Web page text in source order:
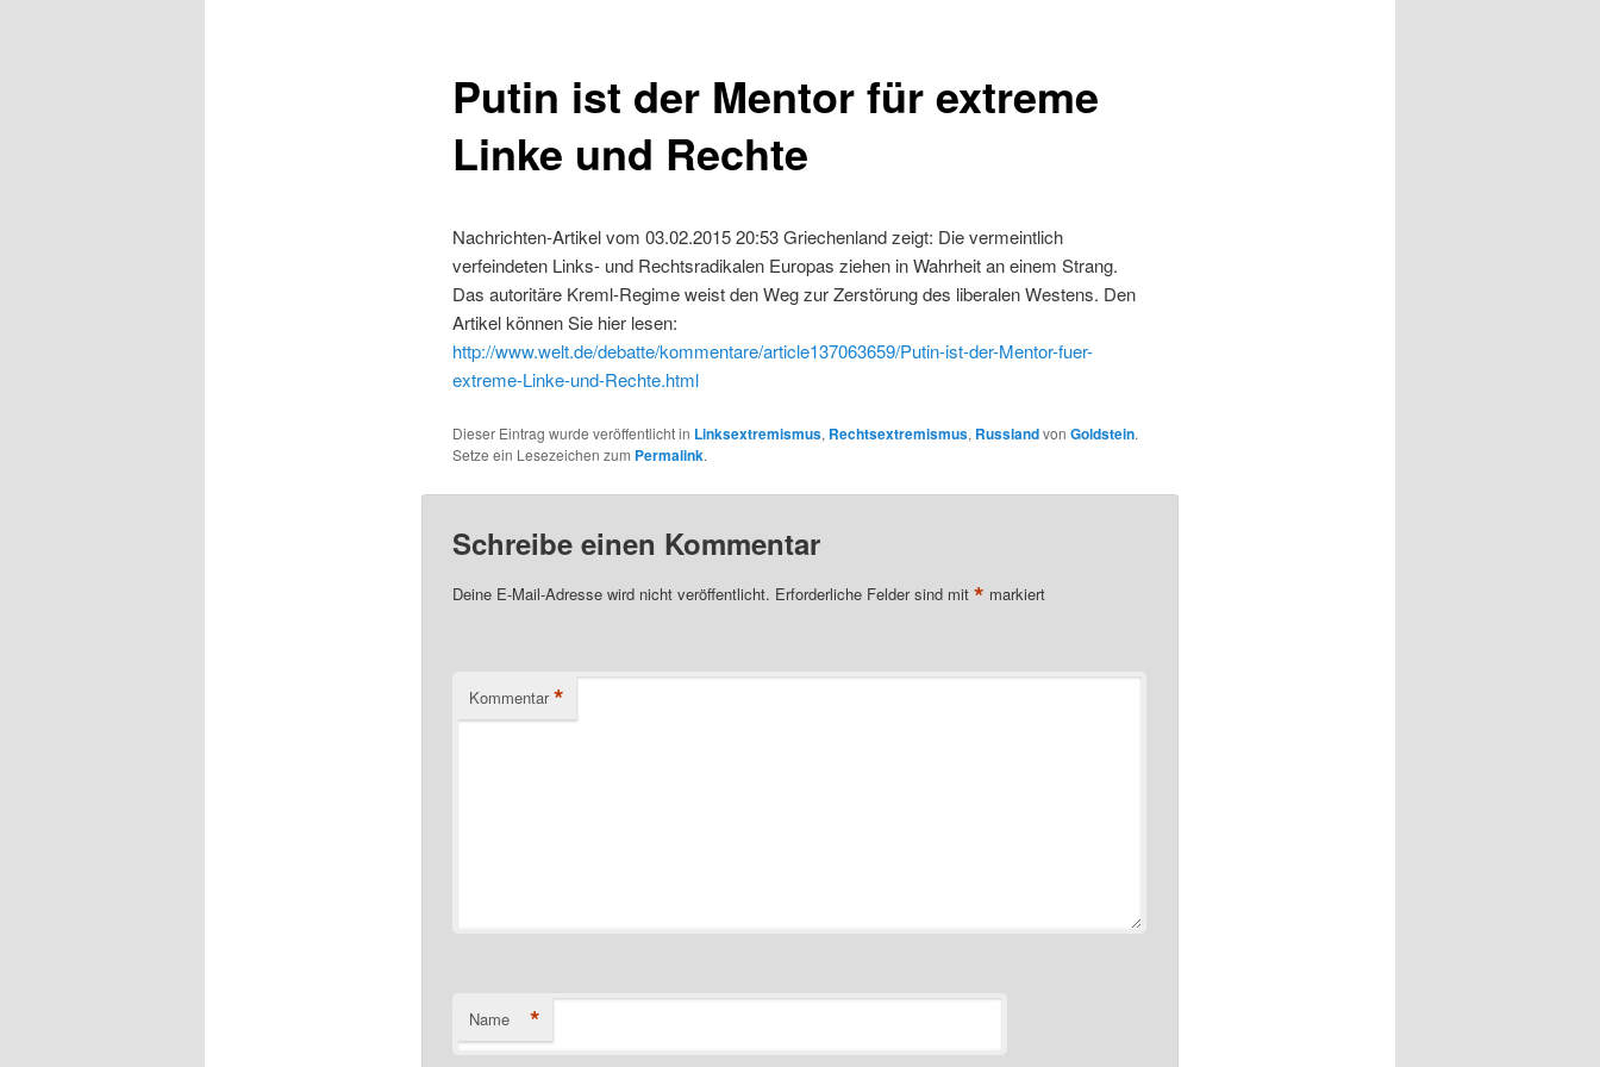
Putin ist der Mentor für extreme
Linke und Rechte
Nachrichten-Artikel vom 03.02.2015 20:53 Griechenland zeigt: Die vermeintlich
verfeindeten Links- und Rechtsradikalen Europas ziehen in Wahrheit an einem Strang.
Das autoritäre Kreml-Regime weist den Weg zur Zerstörung des liberalen Westens. Den
Artikel können Sie hier lesen:
http://www.welt.de/debatte/kommentare/article137063659/Putin-ist-der-Mentor-fuer-
extreme-Linke-und-Rechte.html
Dieser Eintrag wurde veröffentlicht in Linksextremismus, Rechtsextremismus, Russlandvon Goldstein.
Setze ein Lesezeichen zum Permalink.
Schreibe einen Kommentar
Deine E-Mail-Adresse wird nicht veröffentlicht. Erforderliche Felder sind mit * markiert
Kommentar *
Name *